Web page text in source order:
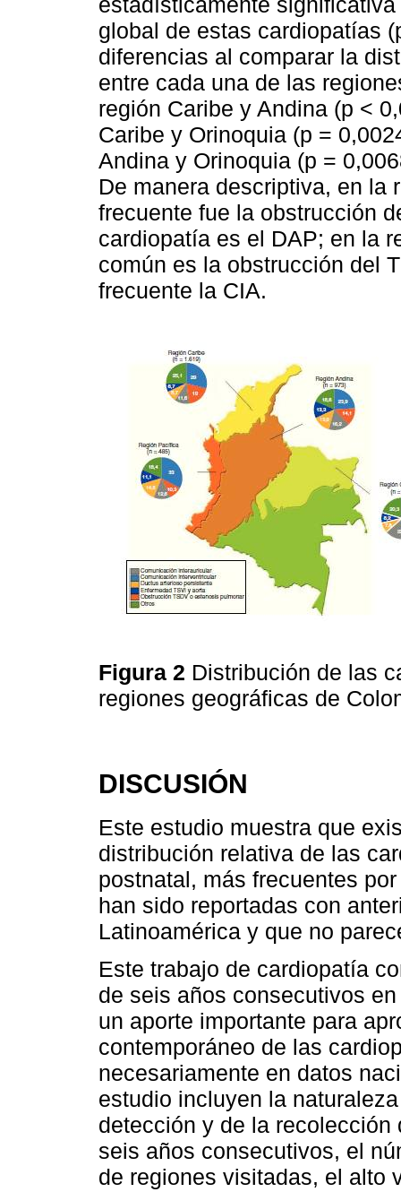
global de estas cardiopatías
diferencias al comparar la
entre cada una de las
región Caribe y Andina (p <
Caribe y Orinoquia (p =
Andina y Orinoquia (p =
De manera descriptiva, en la
frecuente fue la obstrucción
cardiopatía es el DAP; en la
común es la obstrucción del
frecuente la CIA.
Figura 2 Distribución de las
regiones geográficas de
DISCUSIÓN
Este estudio muestra que
distribución relativa de las
postnatal, más frecuentes
han sido reportadas con
Latinoamérica y que no
Este trabajo de cardiopatía
de seis años consecutivos
un aporte importante para
contemporáneo de las
necesariamente en datos
estudio incluyen la
detección y de la
seis años consecutivos, el
de regiones visitadas, el alto